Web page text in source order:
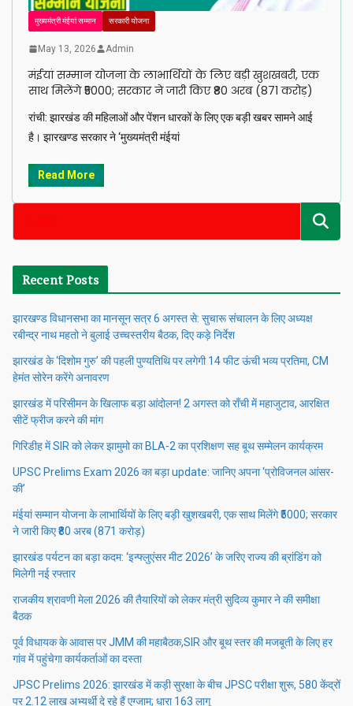
मुख्यमंत्री मंईयां सम्मान सरकारी योजना
May 13, 2026 Admin
मंईयां सम्मान योजना के लाभार्थियों के लिए बड़ी खुशखबरी, एक
साथ मिलेंगे ₹5000; सरकार ने जारी किए ₹80 अरब (871 करोड़)
रांची: झारखंड की महिलाओं और पेंशन धारकों के लिए एक बड़ी खबर सामने आई
है। झारखण्ड सरकार ने ‘मुख्यमंत्री मंईयां
Read More
Recent Posts
झारखण्ड विधानसभा का मानसून सत्र 6 अगस्त से: सुचारू संचालन के लिए अध्यक्ष
रबीन्द्र नाथ महतो ने बुलाई उच्चस्तरीय बैठक, दिए कड़े निर्देश
झारखंड के ‘दिशोम गुरु’ की पहली पुण्यतिथि पर लगेगी 14 फीट ऊंची भव्य प्रतिमा, CM
हेमंत सोरेन करेंगे अनावरण
झारखंड में परिसीमन के खिलाफ बड़ा आंदोलन! 2 अगस्त को राँची में महाजुटाव, आरक्षित
सीटें फ्रीज करने की मांग
गिरिडीह में SIR को लेकर झामुमो का BLA-2 का प्रशिक्षण सह बूथ सम्मेलन कार्यक्रम
UPSC Prelims Exam 2026 का बड़ा update: जानिए अपना ‘प्रोविजनल आंसर-
की’
मंईयां सम्मान योजना के लाभार्थियों के लिए बड़ी खुशखबरी, एक साथ मिलेंगे ₹5000; सरकार
ने जारी किए ₹80 अरब (871 करोड़)
झारखंड पर्यटन का बड़ा कदम: ‘इन्फ्लुएंसर मीट 2026’ के जरिए राज्य की ब्रांडिंग को
मिलेगी नई रफ्तार
राजकीय श्रावणी मेला 2026 की तैयारियों को लेकर मंत्री सुदिव्य कुमार ने की समीक्षा
बैठक
पूर्व विधायक के आवास पर JMM की महाबैठक,SIR और बूथ स्तर की मजबूती के लिए हर
गांव में पहुंचेगा कार्यकर्ताओं का दस्ता
JPSC Prelims 2026: झारखंड में कड़ी सुरक्षा के बीच JPSC परीक्षा शुरू, 580 केंद्रों
पर 2.12 लाख अभ्यर्थी दे रहे हैं एग्जाम; धारा 163 लागू